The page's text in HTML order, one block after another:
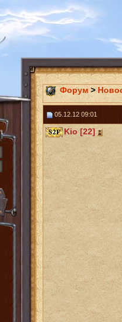
Форум >
05.12.12 09:01
Kio [22]